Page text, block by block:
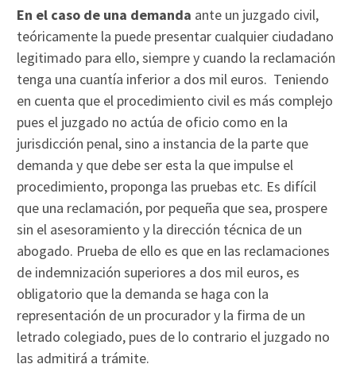
En el caso de una demanda ante un juzgado civil,
teóricamente la puede presentar cualquier ciudadano
legitimado para ello, siempre y cuando la reclamación
tenga una cuantía inferior a dos mil euros. Teniendo
en cuenta que el procedimiento civil es más complejo
pues el juzgado no actúa de oficio como en la
jurisdicción penal, sino a instancia de la parte que
demanda y que debe ser esta la que impulse el
procedimiento, proponga las pruebas etc. Es difícil
que una reclamación, por pequeña que sea, prospere
sin el asesoramiento y la dirección técnica de un
abogado. Prueba de ello es que en las reclamaciones
de indemnización superiores a dos mil euros, es
obligatorio que la demanda se haga con la
representación de un procurador y la firma de un
letrado colegiado, pues de lo contrario el juzgado no
las admitirá a trámite.